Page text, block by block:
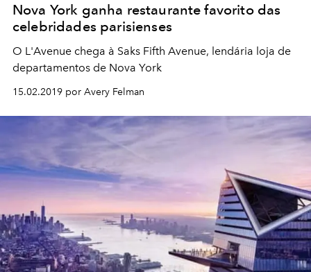
Nova York ganha restaurante favorito das
celebridades parisienses
O L'Avenue chega à Saks Fifth Avenue, lendária loja de
departamentos de Nova York
15.02.2019 por Avery Felman